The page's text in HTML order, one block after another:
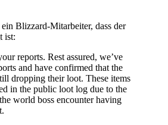
Blizzard-Mitarbeiter, dass der
ist:
reports. Rest assured, we’ve
and have confirmed that the
dropping their loot. These items
in the public loot log due to the
world boss encounter having